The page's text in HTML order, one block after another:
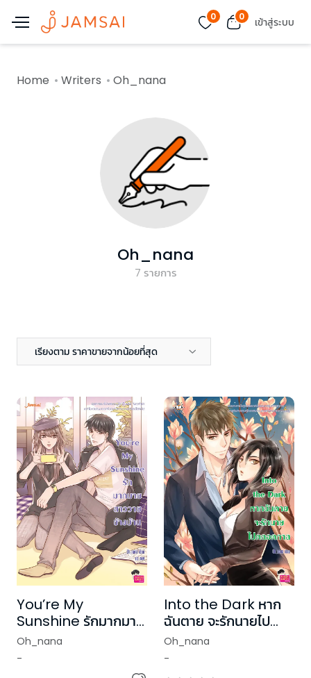
0 0 เข้าสู่ระบบ
Home Writers Oh_nana
Oh_nana
7 รายการ
เรียงตาม ราคาขายจากน้อยที่สุด
You’re My
Sunshine รักมากมาย
สาววายข้างบ้าน
Oh_nana
-
Into the Dark หาก
ฉันตาย จะรักนายไป
ตลอดกาล
Oh_nana
-